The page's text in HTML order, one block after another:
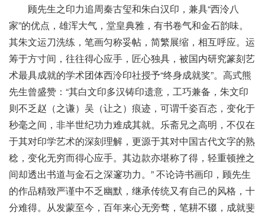
顾先生之印力追周秦古玺和朱白汉印，兼具“西泠八
家”的优点，雄浑大气，堂皇典雅，有书卷气和金石韵味。
其朱文运刀洗练，笔画匀称妥帖，简繁展缩，相互呼应。运
筹于方寸间，往往得心应手，匠心独具，被国内研究篆刻艺
术最具成就的学术团体西泠印社授予“终身成就奖”。高式熊
先生曾盛赞：“其白文印多汉铸印遗意，工巧兼备，朱文印
则不乏赵（之谦）吴（让之）痕迹，可谓千姿百态，变化于
秒毫之间，非半世纪功力难成其就。乐斋兄之高明，不仅在
于其对印学艺术的深刻理解，更源于其对中国古代文字的熟
稔，变化无穷而得心应手。其边款亦堪称了得，轻重顿挫之
间却透出书道与金石之深邃功力。” 不论诗书画印，顾先生
的作品精致严谨中不乏幽默，继承传统又有自己的风格，十
分难得。从发蒙至今，百年来心无旁骛，笔耕不辍，成就斐